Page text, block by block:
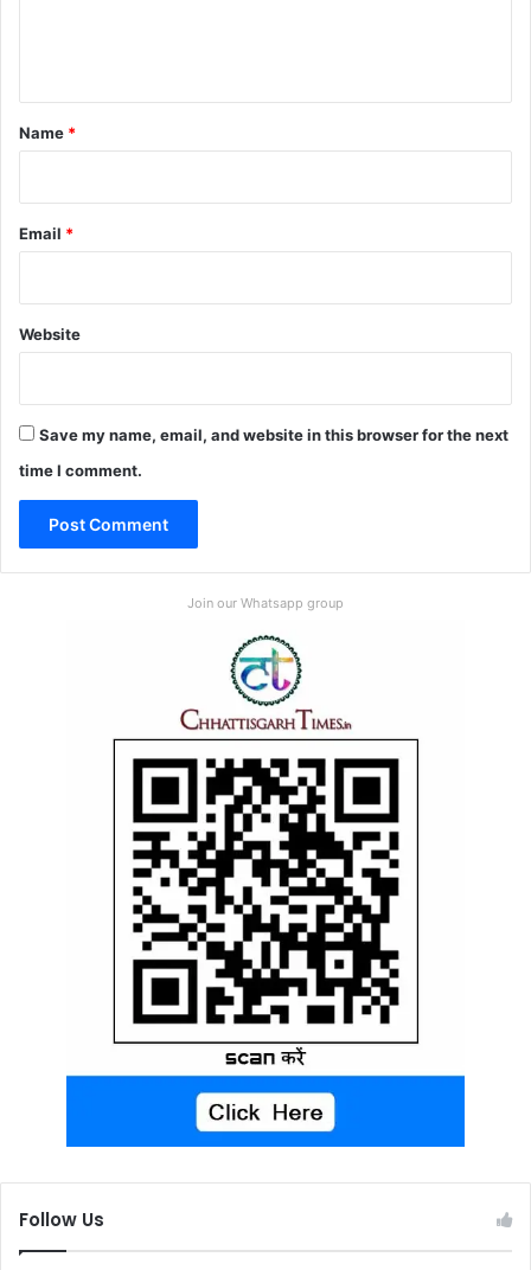
*
Name *
Email *
Website
Save my name, email, and website in this browser for the next
time I comment.
Join our Whatsapp group
Follow Us